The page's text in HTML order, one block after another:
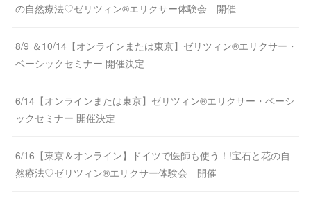
の自然療法♡ゼリツィン®エリクサー体験会 開催
8/9 ＆10/14【オンラインまたは東京】ゼリツィン®エリクサー・
ベーシックセミナー 開催決定
6/14【オンラインまたは東京】ゼリツィン®エリクサー・ベーシ
ックセミナー 開催決定
6/16【東京＆オンライン】ドイツで医師も使う！!宝石と花の自
然療法♡ゼリツィン®エリクサー体験会 開催